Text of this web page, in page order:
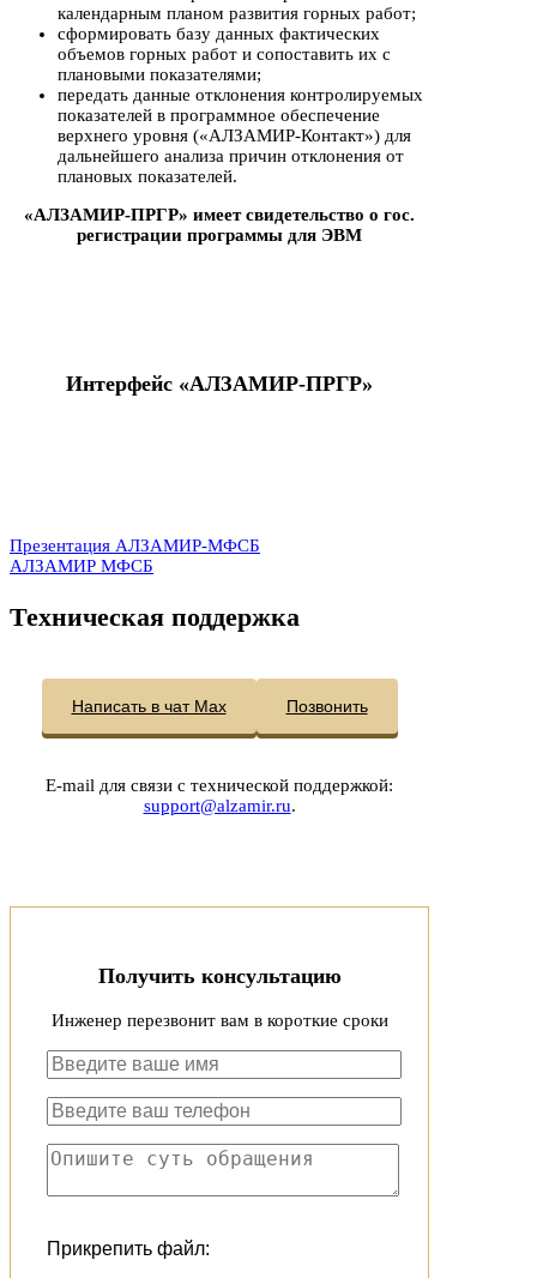
календарным планом развития горных работ;
сформировать базу данных фактических
объемов горных работ и сопоставить их с
плановыми показателями;
передать данные отклонения контролируемых
показателей в программное обеспечение
верхнего уровня («АЛЗАМИР-Контакт») для
дальнейшего анализа причин отклонения от
плановых показателей.
«АЛЗАМИР-ПРГР» имеет свидетельство о гос.
регистрации программы для ЭВМ
Интерфейс «АЛЗАМИР-ПРГР»
Презентация АЛЗАМИР-МФСБ
АЛЗАМИР МФСБ
Техническая поддержка
Написать в чат Max Позвонить
E-mail для связи с технической поддержкой:
support@alzamir.ru.
Получить консультацию
Инженер перезвонит вам в короткие сроки
Прикрепить файл: